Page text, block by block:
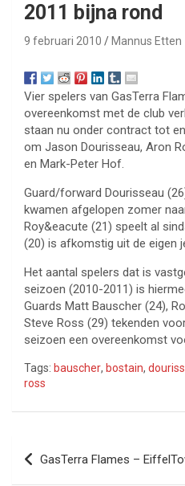
2011 bijna rond
9 februari 2010 Mannus Etten
Vier spelers van GasTerra
overeenkomst met de club
staan nu onder contract tot
om Jason Dourisseau, Aron
en Mark-Peter Hof.
Guard/forward Dourisseau
kwamen afgelopen zomer
Roy&eacute (21) speelt al
(20) is afkomstig uit de eigen
Het aantal spelers dat is
seizoen (2010-2011) is
Guards Matt Bauscher (24),
Steve Ross (29) tekenden
seizoen een overeenkomst
Tags: bauscher, bostain,
ross
Bericht
navigatie
GasTerra Flames –